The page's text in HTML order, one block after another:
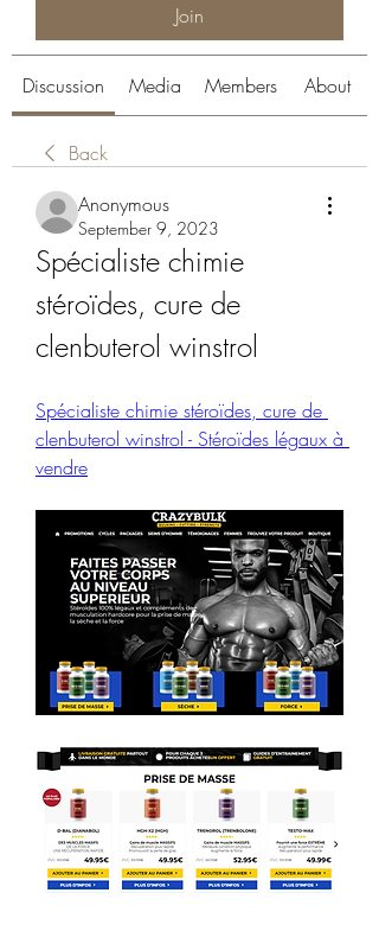
Join
Discussion Media Members About
Back
Anonymous
September 9, 2023
Spécialiste chimie
stéroïdes, cure de
clenbuterol winstrol
Spécialiste chimie stéroïdes, cure de
clenbuterol winstrol - Stéroïdes légaux à
vendre